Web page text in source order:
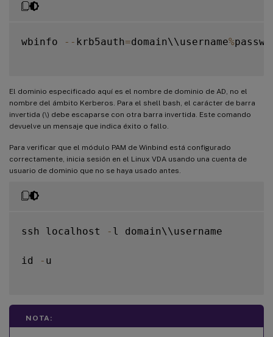
wbinfo -- krb5auth=domain\\username%
El dominio especificado aquí es el nombre de dominio de AD, no el
nombre del ámbito Kerberos. Para el shell bash, el carácter de barra
invertida (\) debe escaparse con otra barra invertida. Este comando
devuelve un mensaje que indica éxito o fallo.
Para verificar que el módulo PAM de Winbind está configurado
correctamente, inicia sesión en el Linux VDA usando una cuenta de
usuario de dominio que no se haya usado antes.
ssh localhost - l domain\\username
id - u
NOTA: